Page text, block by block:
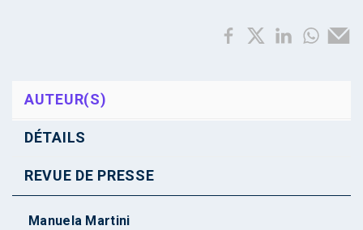
AUTEUR(S)
DÉTAILS
REVUE DE PRESSE
Manuela Martini